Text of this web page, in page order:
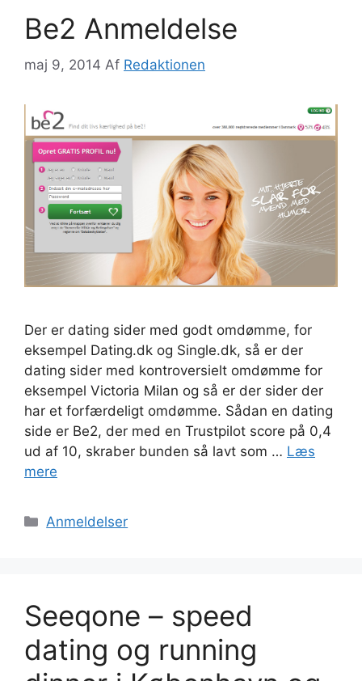
Be2 Anmeldelse
maj 9, 2014 Af Redaktionen
Der er dating sider med godt omdømme, for
eksempel Dating.dk og Single.dk, så er der
dating sider med kontroversielt omdømme for
eksempel Victoria Milan og så er der sider der
har et forfærdeligt omdømme. Sådan en dating
side er Be2, der med en Trustpilot score på 0,4
ud af 10, skraber bunden så lavt som … Læs
mere
Kategorier
Anmeldelser
Seeqone – speed
dating og running